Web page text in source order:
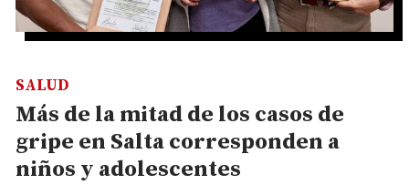
Más de la mitad de los casos de
gripe en Salta corresponden a
niños y adolescentes
SALUD